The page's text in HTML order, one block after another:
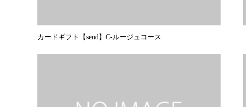
カードギフト【send】C-ルージュコース